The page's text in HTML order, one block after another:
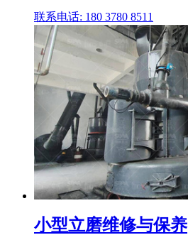
联系电话: 180 3780 8511
小型立磨维修与保养